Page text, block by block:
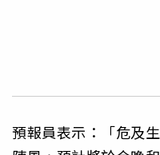
預報員表示：「危及